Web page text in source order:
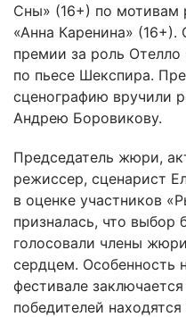
Сны» (16+) по мотивам
«Анна Каренина»
премии за роль
по пьесе Шекспира.
сценографию вручили
Андрею Боровикову.
Председатель жюри,
режиссер, сценарист
в оценке участников
призналась, что
голосовали члены
сердцем. Особенность
фестивале
победителей